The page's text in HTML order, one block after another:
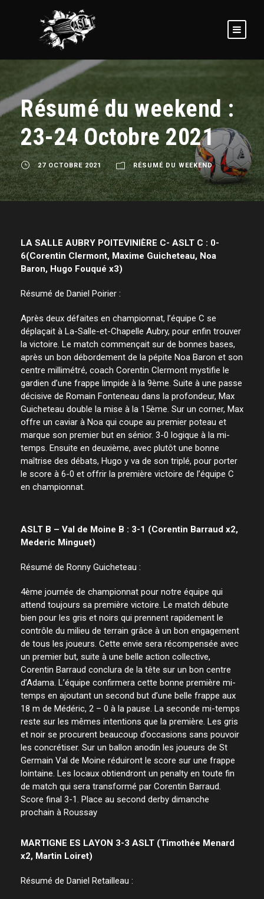
Résumé du weekend :
23-24 Octobre 2021
27 OCTOBRE 2021 RÉSUMÉ DU WEEKEND
LA SALLE AUBRY POITEVINIÈRE C- ASLT C : 0-
6(Corentin Clermont, Maxime Guicheteau, Noa
Baron, Hugo Fouqué x3)
Résumé de Daniel Poirier :
Après deux défaites en championnat, l’équipe C se
déplaçait à La-Salle-et-Chapelle Aubry, pour enfin trouver
la victoire. Le match commençait sur de bonnes bases,
après un bon débordement de la pépite Noa Baron et son
centre millimétré, coach Corentin Clermont mystifie le
gardien d’une frappe limpide à la 9ème. Suite à une passe
décisive de Romain Fonteneau dans la profondeur, Max
Guicheteau double la mise à la 15ème. Sur un corner, Max
offre un caviar à Noa qui coupe au premier poteau et
marque son premier but en sénior. 3-0 logique à la mi-
temps. Ensuite en deuxième, avec plutôt une bonne
maîtrise des débats, Hugo y va de son triplé, pour porter
le score à 6-0 et offrir la première victoire de l’équipe C
en championnat.
ASLT B – Val de Moine B : 3-1 (Corentin Barraud x2,
Mederic Minguet)
Résumé de Ronny Guicheteau :
4ème journée de championnat pour notre équipe qui
attend toujours sa première victoire. Le match débute
bien pour les gris et noirs qui prennent rapidement le
contrôle du milieu de terrain grâce à un bon engagement
de tous les joueurs. Cette envie sera récompensée avec
un premier but, suite à une belle action collective,
Corentin Barraud conclura de la tête sur un bon centre
d’Adama. L’équipe confirmera cette bonne première mi-
temps en ajoutant un second but d’une belle frappe aux
18 m de Médéric, 2 – 0 à la pause. La seconde mi-temps
reste sur les mêmes intentions que la première. Les gris
et noir se procurent beaucoup d’occasions sans pouvoir
les concrétiser. Sur un ballon anodin les joueurs de St
Germain Val de Moine réduiront le score sur une frappe
lointaine. Les locaux obtiendront un penalty en toute fin
de match qui sera transformé par Corentin Barraud.
Score final 3-1. Place au second derby dimanche
prochain à Roussay
MARTIGNE ES LAYON 3-3 ASLT (Timothée Menard
x2, Martin Loiret)
Résumé de Daniel Retailleau :